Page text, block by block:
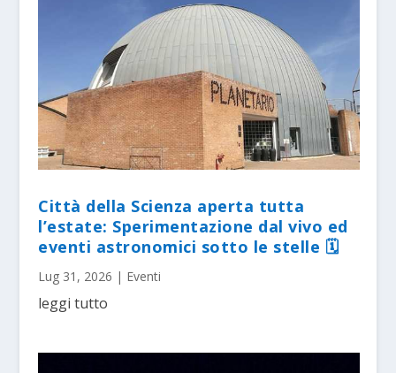
Città della Scienza aperta tutta
l’estate: Sperimentazione dal vivo ed
eventi astronomici sotto le stelle 🗓
Lug 31, 2026 | Eventi
leggi tutto